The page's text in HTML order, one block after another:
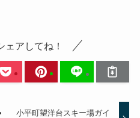
ェアしてね！
小平町望洋台スキー場ガイ